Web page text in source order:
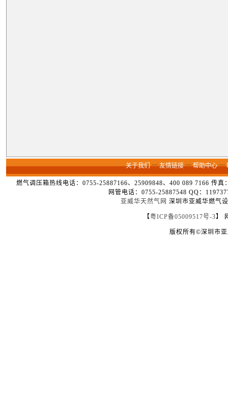
关于我们┈友情链接┈帮助中心┈
燃气调压箱热线电话：0755-25887166、25909848、400 089 7166 传
网管电话：0755-25887548 QQ：
亚威华天然气网 深圳市亚威华燃气
【粤ICP备05009517号-3】
版权所有©深圳市